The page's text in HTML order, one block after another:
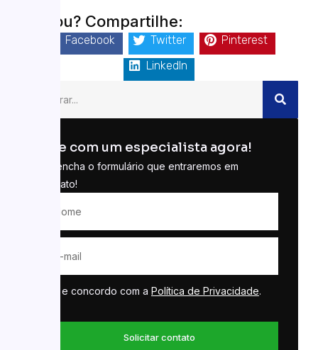
Gostou? Compartilhe:
Facebook Twitter
Pinterest
LinkedIn
Fale com um especialista agora!
Preencha o formulário que entraremos em
contato!
Li e concordo com a Política de Privacidade.
Solicitar contato